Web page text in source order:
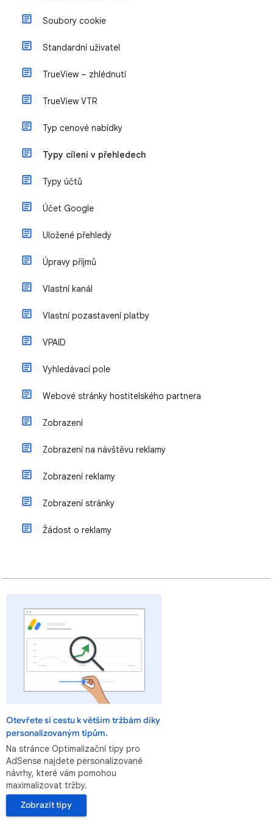
Soubory cookie
Standardní uživatel
TrueView – zhlédnutí
TrueView VTR
Typ cenové nabídky
Typy cílení v přehledech
Typy účtů
Účet Google
Uložené přehledy
Úpravy příjmů
Vlastní kanál
Vlastní pozastavení platby
VPAID
Vyhledávací pole
Webové stránky hostitelského partnera
Zobrazení
Zobrazení na návštěvu reklamy
Zobrazení reklamy
Zobrazení stránky
Žádost o reklamy
Otevřete si cestu k větším tržbám díky
personalizovaným tipům.
Na stránce Optimalizační tipy pro
AdSense najdete personalizované
návrhy, které vám pomohou
maximalizovat tržby.
Zobrazit tipy